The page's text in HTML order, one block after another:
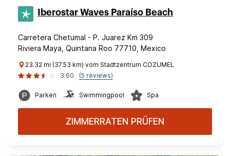
Iberostar Waves Paraíso Beach
Carretera Chetumal - P. Juarez Km 309
Riviera Maya, Quintana Roo 77710, Mexico
23.32 mi (37.53 km) vom Stadtzentrum COZUMEL
3.60
(5 reviews)
Parken Swimmingpool Spa
ZIMMERRATEN PRÜFEN